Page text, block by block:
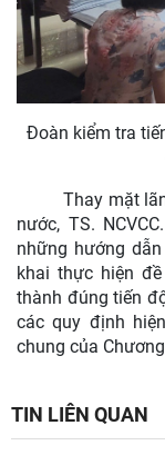
Đoàn kiểm tra
Thay mặt lãnh
nước, TS.
những hướng
khai thực hiện
thành đúng tiến
các quy định
chung của
TIN LIÊN QUAN